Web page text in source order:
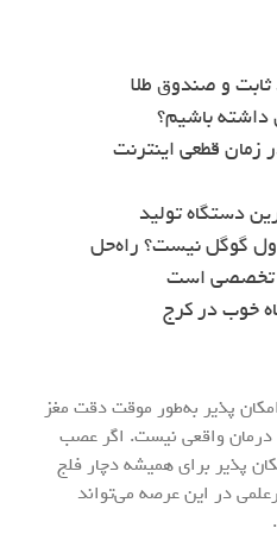
و صندوق طلا
باشیم؟
قطعی اینترنت
دستگاه تولید
گوگل نیست؟ راه‌حل
تخصصی است
خوب در کرج
پذیر به‌طور موقت دقت مغز
درمان واقعی نیست. اگر عصب
پذیر برای همیشه دچار فلج
در این عرصه می‌تواند